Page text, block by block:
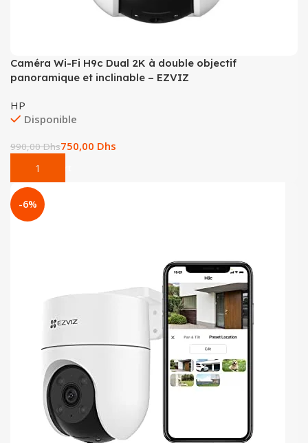
Caméra Wi-Fi H9c Dual 2K à double objectif
panoramique et inclinable – EZVIZ
HP
Disponible
990,00Dhs750,00 Dhs
Add To Cart
-6%